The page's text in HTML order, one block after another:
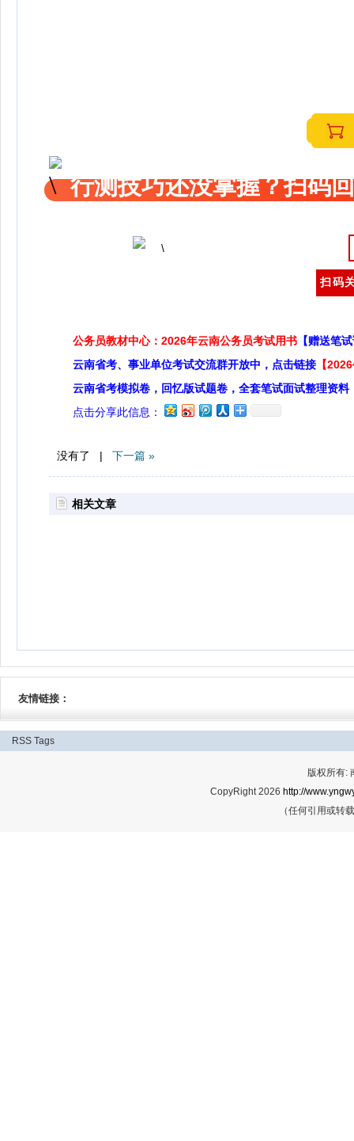
行测技巧还没掌握？扫码
扫码
公务员教材中心：2026年云南公务员考试用书 【赠送笔
云南省考、事业单位考试交流群开放中，点击链接 【
云南省考模拟卷，回忆版试题卷，全套笔试面试整理资料
点击分享此信息：
没有了 | 下一篇 »
相关文章
友情链接：
RSS Tags
版权所有:
CopyRight 2026 http://
（任何引用或转